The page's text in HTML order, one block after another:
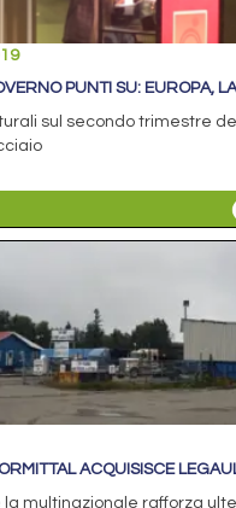
PUNTI SU: EUROPA,
sul secondo trimestre
ACQUISISCE
la multinazionale rafforza